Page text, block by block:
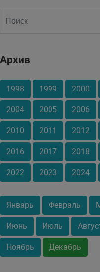
Архив
1998 1999 2000
2004 2005 2006
2010 2011 2012
2016 2017 2018
2022 2023 2024
Январь Февраль
Июнь Июль
Ноябрь Декабрь